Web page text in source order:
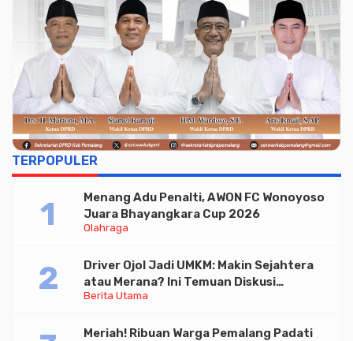
TERPOPULER
Olahraga
Menang Adu Penalti, AWON FC Wonoyoso
Juara Bhayangkara Cup 2026
Berita Utama
Driver Ojol Jadi UMKM: Makin Sejahtera
atau Merana? Ini Temuan Diskusi
Paramadina
Meriah! Ribuan Warga Pemalang Padati